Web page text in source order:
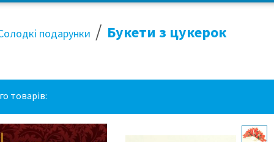
подарунки / Букети з цукерок
товарів: